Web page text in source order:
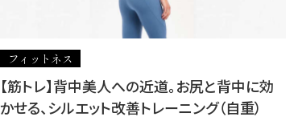
フィットネス
【筋トレ】背中美人への近道。お尻と背中に効
かせる、シルエット改善トレーニング（自重）